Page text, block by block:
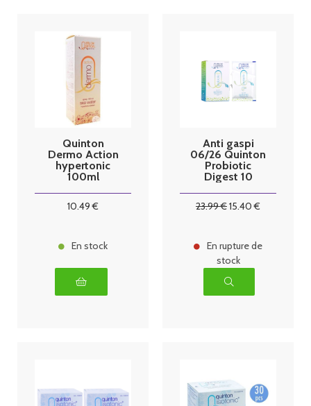
Quinton
Dermo Action
hypertonic
100ml
10.49 €
En stock
Anti gaspi
06/26 Quinton
Probiotic
Digest 10
23.99€15.40 €
En rupture de
stock